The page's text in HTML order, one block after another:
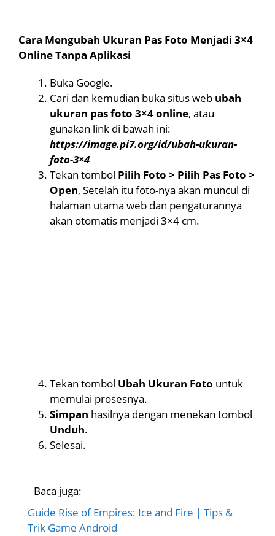
Cara Mengubah Ukuran Pas Foto Menjadi 3×4
Online Tanpa Aplikasi
Buka Google.
Cari dan kemudian buka situs web ubah
ukuran pas foto 3×4 online, atau
gunakan link di bawah ini:
https://image.pi7.org/id/ubah-ukuran-
foto-3×4
Tekan tombol Pilih Foto > Pilih Pas Foto >
Open, Setelah itu foto-nya akan muncul di
halaman utama web dan pengaturannya
akan otomatis menjadi 3×4 cm.
Tekan tombol Ubah Ukuran Foto untuk
memulai prosesnya.
Simpan hasilnya dengan menekan tombol
Unduh.
Selesai.
Baca juga:
Guide Rise of Empires: Ice and Fire | Tips &
Trik Game Android